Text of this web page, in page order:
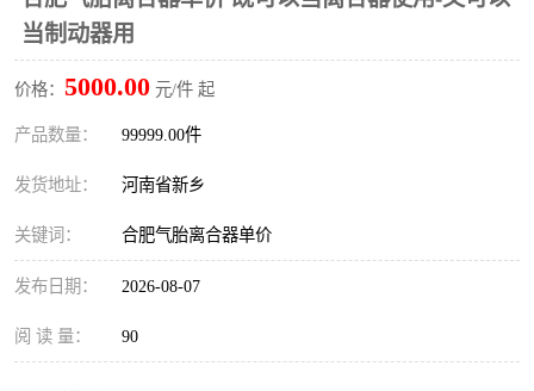
当制动器用
价格： 5000.00 元/件 起
产品数量： 99999.00件
发货地址： 河南省新乡
关键词： 合肥气胎离合器单价
发布日期： 2026-08-07
阅 读 量： 90